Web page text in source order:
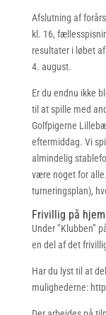
Afslutning af
kl. 16,
resultater i løbet
4. august.
Er du endnu ikke
til at spille med
Golfpigerne
eftermiddag. Vi
almindelig
være noget for
turneringsplan),
Frivillig på
Under ”Klubben”
en del af det
Har du lyst til at
mulighederne: